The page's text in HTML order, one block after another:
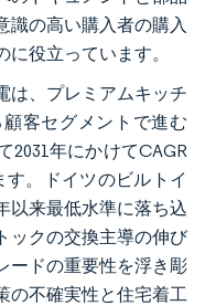
識の高い購入者の購入
役立っています。
は、プレミアムキッチ
客セグメントで進む
2031年にかけてCAGR
す。ドイツのビルトイ
以来最低水準に落ち込
ックの交換主導の伸び
ードの重要性を浮き彫
の不確実性と住宅着工